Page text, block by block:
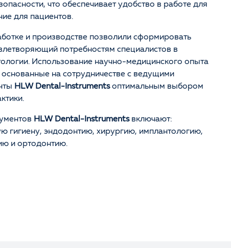
что обеспечивает удобство в работе для
для пациентов.
и производстве позволили сформировать
потребностям специалистов в
Использование научно-медицинского опыта
на сотрудничестве с ведущими
HLW Dental-Instrumentsоптимальным выбором
HLW Dental-Instrumentsвключают:
гигиену, эндодонтию, хирургию, имплантологию,
и ортодонтию.